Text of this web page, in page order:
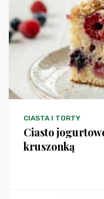
CIASTA I TORTY
Ciasto
kruszonką